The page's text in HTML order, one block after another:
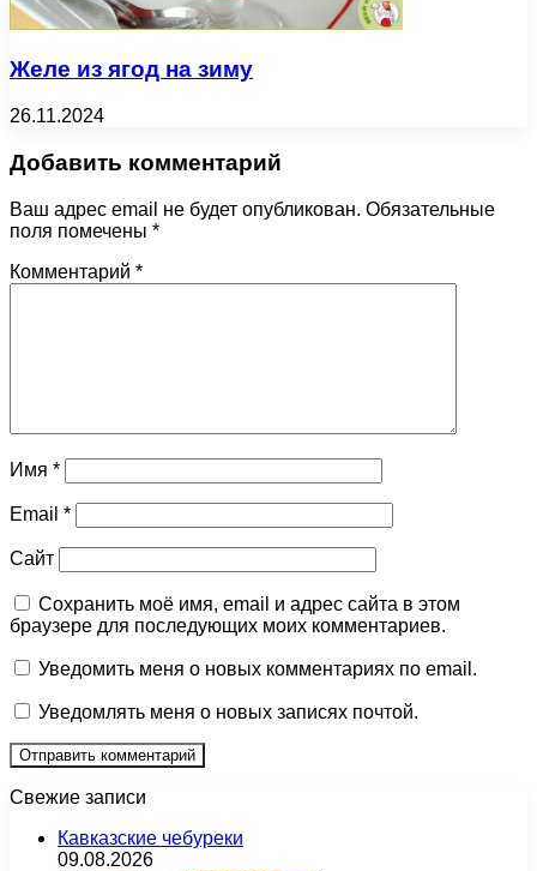
Желе из ягод на зиму
26.11.2024
Добавить комментарий
Ваш адрес email не будет опубликован. Обязательные
поля помечены *
Комментарий *
Имя *
Email *
Сайт
Сохранить моё имя, email и адрес сайта в этом
браузере для последующих моих комментариев.
Уведомить меня о новых комментариях по email.
Уведомлять меня о новых записях почтой.
Свежие записи
Кавказские чебуреки
09.08.2026